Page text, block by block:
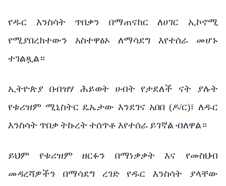
የዱር እንስሳት ጥበቃን በማጠናከር ለሀገር
ኢኮኖሚ
የሚያበረክተውን
አስተዋፅኦ ለማሳደግ እየተሰራ
መሆኑ
ተገልጿል።
ኢትዮጵያ በብዝሃ ሕይወት ሀብት የታደለች ናት
ያሉት
የቱሪዝም ሚኒስትር ዴኤታው እንደገና አበበ(ዶ/ር)፣ ለዱር
እንስሳት ጥበቃ ትኩረት ተሰጥቶ እየተሰራ ይገኛል ብለዋል።
ይህም የቱሪዝም ዘርፉን በማነቃቃት እና
የመስህብ
መዳረሻዎችን
በማሳደግ ረገድ የዱር እንስሳት
ያላቸው